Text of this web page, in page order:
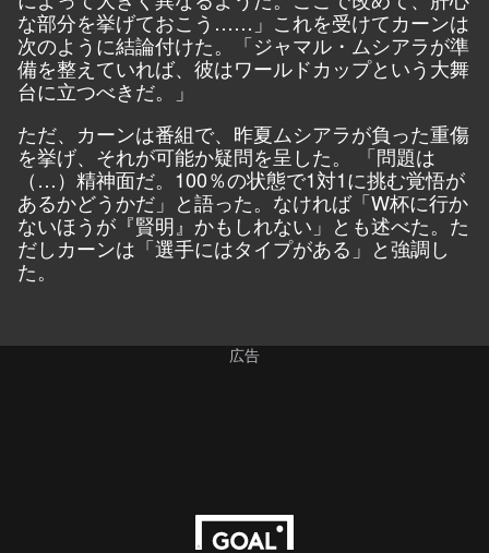
な部分を挙げておこう……」これを受けてカーンは
次のように結論付けた。「ジャマル・ムシアラが準
備を整えていれば、彼はワールドカップという大舞
台に立つべきだ。」
ただ、カーンは番組で、昨夏ムシアラが負った重傷
を挙げ、それが可能か疑問を呈した。 「問題は
（…）精神面だ。100％の状態で1対1に挑む覚悟が
あるかどうかだ」と語った。なければ「W杯に行か
ないほうが『賢明』かもしれない」とも述べた。た
だしカーンは「選手にはタイプがある」と強調し
た。
広告